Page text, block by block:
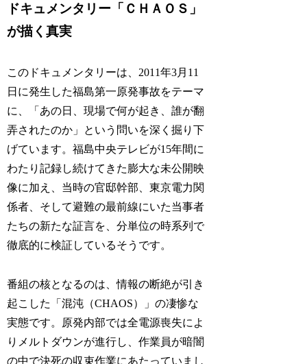
ドキュメンタリー「ＣＨＡＯＳ」
が描く真実
このドキュメンタリーは、2011年3月11
日に発生した福島第一原発事故をテーマ
に、「あの日、現場で何が起き、誰が翻
弄されたのか」という問いを深く掘り下
げています。福島中央テレビが15年間に
わたり記録し続けてきた膨大な未公開映
像に加え、当時の官邸幹部、東京電力関
係者、そして避難の最前線にいた当事者
たちの新たな証言を、分単位の時系列で
徹底的に検証しているそうです。
番組の核となるのは、情報の断絶が引き
起こした「混沌（CHAOS）」の凄惨な
実態です。原発内部では全電源喪失によ
りメルトダウンが進行し、作業員が暗闇
の中で決死の収束作業にあたっていまし